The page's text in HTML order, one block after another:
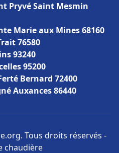
Pryvé Saint Mesmin
Marie aux Mines 68160
76580
93240
95200
Bernard 72400
Auxances 86440
Tous droits réservés -
chaudière